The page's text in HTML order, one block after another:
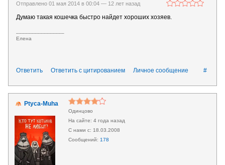
Отправлено 01 мая 2014 в 00:04 — 12 лет назад
Думаю такая кошечка быстро найдет хороших хозяев.
Елена
#
Ответить Ответить с цитированием Личное сообщение
Ptyca-Muha
Одинцово
4 года назад
18.03.2008
178